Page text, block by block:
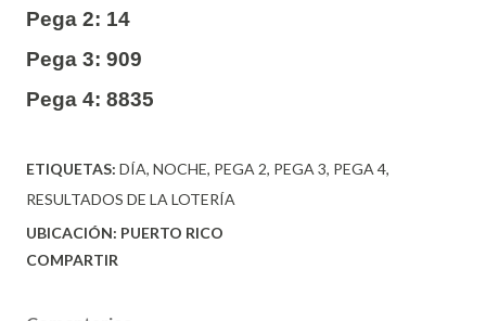
Pega 2: 14
Pega 3: 909
Pega 4: 8835
ETIQUETAS: DÍA NOCHE PEGA 2 PEGA 3 PEGA 4
RESULTADOS DE LA LOTERÍA
UBICACIÓN: PUERTO RICO
COMPARTIR